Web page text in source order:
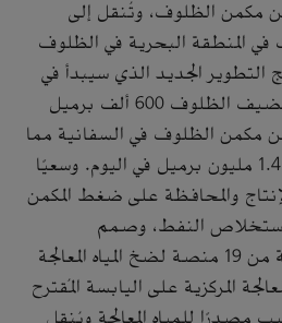
مكمن الظلوف، وتُنقل إلى
في المنطقة البحرية في الظلوف
التطوير الجديد الذي سيبدأ في
آخر عام 2023م، سوف تضيف الظلوف 600 ألف برميل
مكمن الظلوف في السفانية مما
يرفع إجمالي الإنتاج إلى 1.4 مليون برميل في اليوم. وسعيًا
والمحافظة على ضغط المكمن
النفط، وصمم
المخططون حلقة خارجية من 19 منصة لضخ المياه المعالجة
المركزية على اليابسة المُقترح
مصدرًا للمياه المعالجة ويُنقل